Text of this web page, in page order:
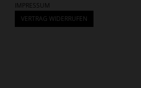
IMPRESSUM
VERTRAG WIDERRUFEN